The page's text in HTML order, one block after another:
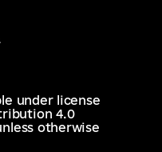
under license
4.0
otherwise